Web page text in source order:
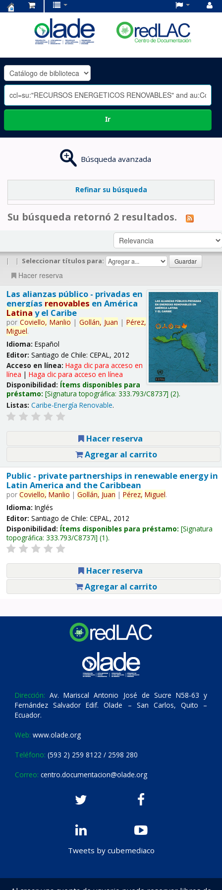
OLADE
-
Ir
Búsqueda avanzada
Refinar su búsqueda
Su búsqueda retornó 2 resultados.
| | Seleccionar títulos para:
Hacer reserva
Las alianzas público - privadas en
energías renovables en América
Latina y el Caribe
por Coviello, Manlio | Gollán, Juan | Pérez,
Miguel.
Idioma: Español
Editor: Santiago de Chile: CEPAL, 2012
Acceso en línea: Haga clic para acceso en
línea | Haga clic para acceso en línea
Disponibilidad: Ítems disponibles para
préstamo: Signatura topográfica: 333.793/C8737 (2).
Listas: Caribe-Energía Renovable.
Hacer reserva
Agregar al carrito
Public - private partnerships in renewable energy in
Latin America and the Caribbean
por Coviello, Manlio | Gollán, Juan | Pérez, Miguel.
Idioma: Inglés
Editor: Santiago de Chile: CEPAL, 2012
Disponibilidad: Ítems disponibles para préstamo: Signatura
topográfica: 333.793/C8737i (1).
Hacer reserva
Agregar al carrito
Dirección: Av. Mariscal Antonio José de Sucre N58-63 y
Fernández Salvador Edif. Olade – San Carlos, Quito –
Ecuador.
Web: www.olade.org
Teléfono: (593 2) 259 8122 / 2598 280
Correo: centro.documentacion@olade.org
Tweets by cubemediaco